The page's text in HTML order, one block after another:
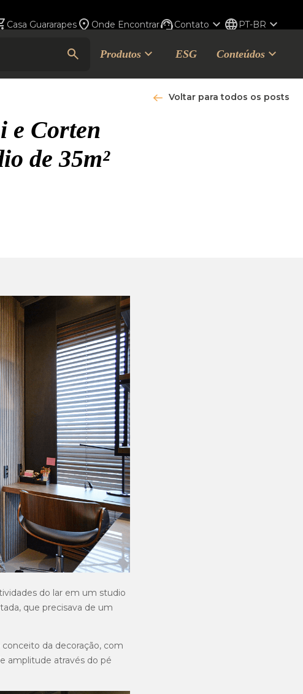
Casa Guararapes Onde Encontrar Contato PT-BR
Produtos ESG Conteúdos
Voltar para todos os posts
e Corten
de 35m²
do lar em um studio
que precisava de um
da decoração, com
amplitude através do pé